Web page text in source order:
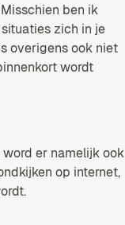
ben ik
zich in je
overigens ook niet
wordt
er namelijk ook
op internet,